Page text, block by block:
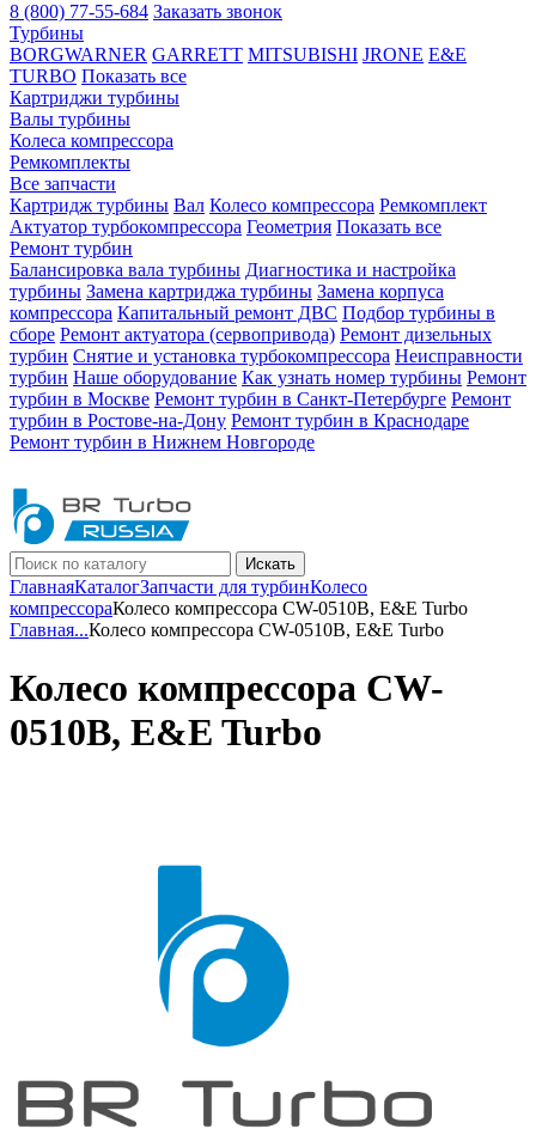
8 (800) 77-55-684 Заказать звонок
Турбины
BORGWARNER GARRETT MITSUBISHI JRONE E&E
TURBO Показать все
Картриджи турбины
Валы турбины
Колеса компрессора
Ремкомплекты
Все запчасти
Картридж турбины Вал Колесо компрессора Ремкомплект
Актуатор турбокомпрессора Геометрия Показать все
Ремонт турбин
Балансировка вала турбины Диагностика и настройка
турбины Замена картриджа турбины Замена корпуса
компрессора Капитальный ремонт ДВС Подбор турбины в
сборе Ремонт актуатора (сервопривода) Ремонт дизельных
турбин Снятие и установка турбокомпрессора Неисправности
турбин Наше оборудование Как узнать номер турбины Ремонт
турбин в Москве Ремонт турбин в Санкт-Петербурге Ремонт
турбин в Ростове-на-Дону Ремонт турбин в Краснодаре
Ремонт турбин в Нижнем Новгороде
Искать
ГлавнаяКаталогЗапчасти для турбинКолесо
компрессораКолесо компрессора CW-0510B, E&E Turbo
Главная...Колесо компрессора CW-0510B, E&E Turbo
Колесо компрессора CW-
0510B, E&E Turbo